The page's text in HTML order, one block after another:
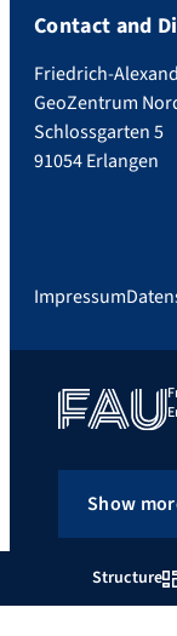
Structure
Contact and
Friedrich-
GeoZentrum
Schlossgarten 5
91054 Erlangen
Impressum
Show